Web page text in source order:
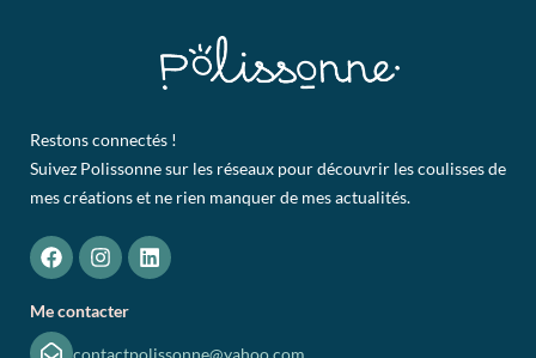
Restons connectés !
Suivez Polissonne sur les réseaux pour découvrir les coulisses de
mes créations et ne rien manquer de mes actualités.
Me contacter
contactpolissonne@yahoo.com